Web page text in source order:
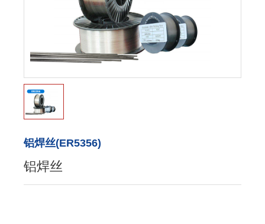
铝焊丝(ER5356)
铝焊丝